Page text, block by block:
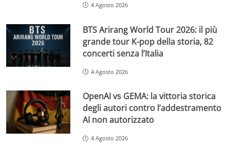
4 Agosto 2026
BTS Arirang World Tour 2026: il più
grande tour K-pop della storia, 82
concerti senza l’Italia
4 Agosto 2026
OpenAI vs GEMA: la vittoria storica
degli autori contro l’addestramento
AI non autorizzato
4 Agosto 2026